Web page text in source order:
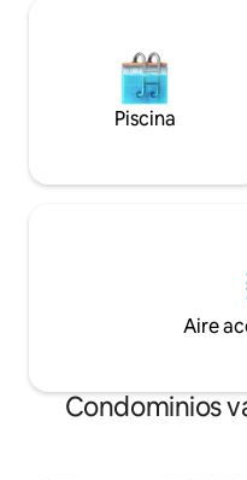
Piscina
Aire
Condominios